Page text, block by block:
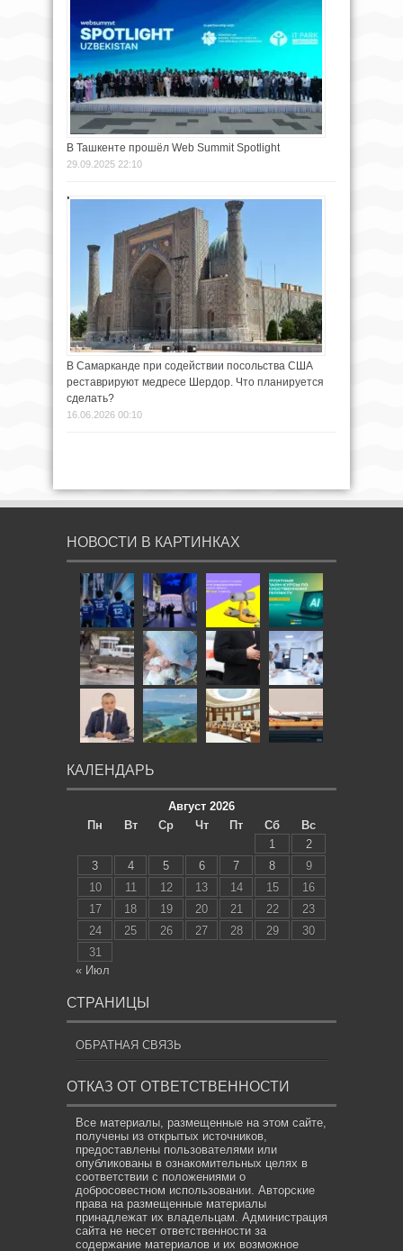
В Ташкенте прошёл Web Summit Spotlight
29.09.2025 22:10
В Самарканде при содействии посольства США
реставрируют медресе Шердор. Что планируется
сделать?
16.06.2026 00:10
НОВОСТИ В КАРТИНКАХ
КАЛЕНДАРЬ
Август 2026
Пн
Вт Ср Чт Пт Сб
Вс
1
2
3
4 5 6 7 8
9
10
11 12 13 14 15
16
17
18 19 20 21 22
23
24
25 26 27 28 29
30
31
« Июл
СТРАНИЦЫ
ОБРАТНАЯ СВЯЗЬ
ОТКАЗ ОТ ОТВЕТСТВЕННОСТИ
Все материалы, размещенные на этом сайте,
получены из открытых источников,
предоставлены пользователями или
опубликованы в ознакомительных целях в
соответствии с положениями о
добросовестном использовании. Авторские
права на размещенные материалы
принадлежат их владельцам. Администрация
сайта не несет ответственности за
содержание материалов и их возможное